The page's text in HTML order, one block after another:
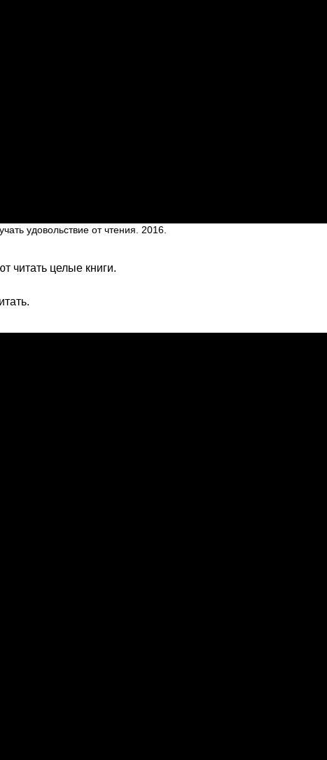
удовольствие от чтения. 2016.
читать целые книги.